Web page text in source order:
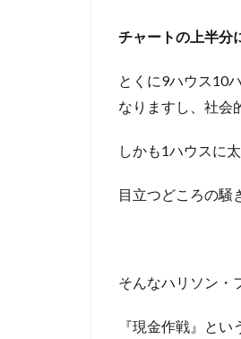
チャートの上半分
とくに9ハウス10
なりますし、社会
しかも1ハウスに
目立つどころの騒
そんなハリソン・
『現金作戦』と